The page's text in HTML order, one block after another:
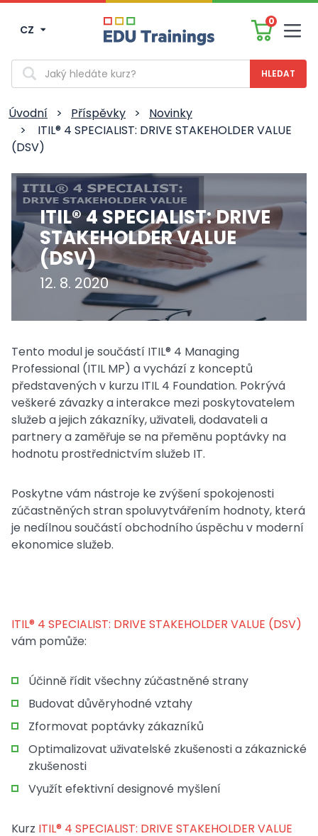
CZ
0
Vyhledávání
Úvodní > Příspěvky >
Novinky
>
ITIL® 4 SPECIALIST: DRIVE STAKEHOLDER VALUE
(DSV)
ITIL® 4 SPECIALIST: DRIVE
STAKEHOLDER VALUE
(DSV)
12. 8. 2020
Tento modul je součástí ITIL® 4 Managing
Professional (ITIL MP) a vychází z konceptů
představených v kurzu ITIL 4 Foundation. Pokrývá
veškeré závazky a interakce mezi poskytovatelem
služeb a jejich zákazníky, uživateli, dodavateli a
partnery a zaměřuje se na přeměnu poptávky na
hodnotu prostřednictvím služeb IT.
Poskytne vám nástroje ke zvýšení spokojenosti
zúčastněných stran spoluvytvářením hodnoty, která
je nedílnou součástí obchodního úspěchu v moderní
ekonomice služeb.
ITIL® 4 SPECIALIST: DRIVE STAKEHOLDER VALUE (DSV)
vám pomůže:
Účinně řídit všechny zúčastněné strany
Budovat důvěryhodné vztahy
Zformovat poptávky zákazníků
Optimalizovat uživatelské zkušenosti a zákaznické
zkušenosti
Využít efektivní designové myšlení
Kurz ITIL® 4 SPECIALIST: DRIVE STAKEHOLDER VALUE